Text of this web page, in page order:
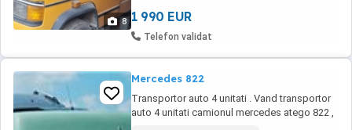
8
Telefonic. ...
1 990 EUR
Telefon validat
Mercedes 822
Transportor auto 4 unitati . Vand transportor
auto 4 unitati camionul mercedes atego 822 ,